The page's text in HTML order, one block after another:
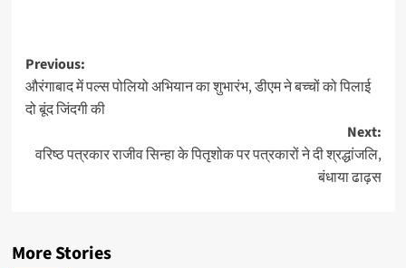
Post
navigation
Previous:
औरंगाबाद में पल्स पोलियो अभियान का शुभारंभ, डीएम ने बच्चों को पिलाई
दो बूंद जिंदगी की
Next:
वरिष्ठ पत्रकार राजीव सिन्हा के पितृशोक पर पत्रकारों ने दी श्रद्धांजलि,
बंधाया ढाढ़स
More Stories